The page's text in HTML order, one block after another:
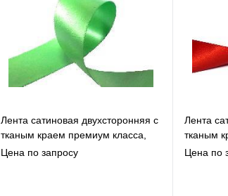
Под заказ
Лента сатиновая двухсторонняя c
тканым краем премиум класса,
светло-зелёная, 20мм*200м
Цена по запросу
Лента
тканым
ярко-
Цена по